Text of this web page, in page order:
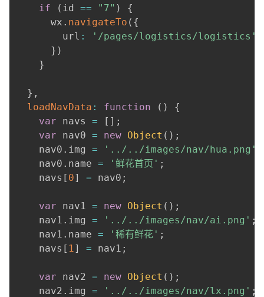
if
( id == "7" )
{
      wx
. navigateTo ( {
        url
:
'/pages/logistics/logistics'
} )
}
} ,
loadNavData : function ( )
{
var navs = [ ] ;
var nav0 = new Object ( ) ;
    nav0
. img = '../../images/nav/hua.png'
    nav0
. name = '鲜花首页' ;
    navs
[ 0] = nav0 ;
var nav1 = new Object ( ) ;
    nav1
. img = '../../images/nav/ai.png' ;
    nav1
. name = '稀有鲜花' ;
    navs
[ 1 ] = nav1 ;
var nav2 = new Object ( ) ;
    nav2
. img = '../../images/nav/lx.png' ;